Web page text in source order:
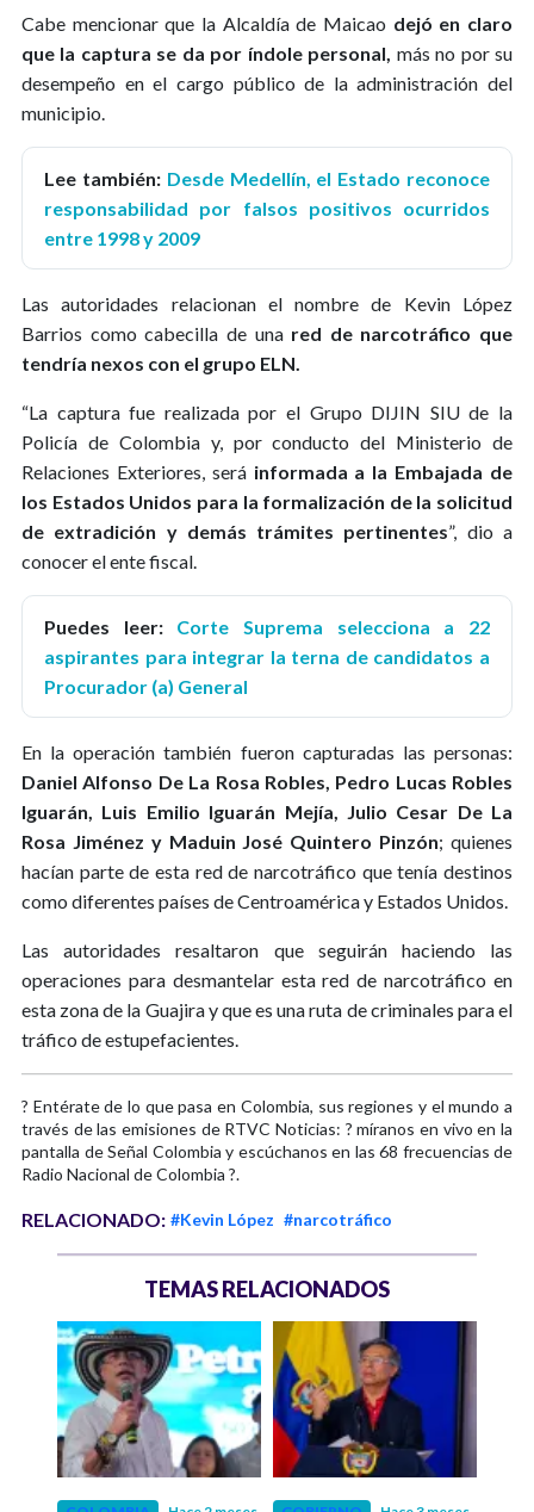
Cabe mencionar que la Alcaldía de Maicao dejó en claro
que la captura se da por índole personal, más no por su
desempeño en el cargo público de la administración del
municipio.
Lee también: Desde Medellín, el Estado reconoce
responsabilidad por falsos positivos ocurridos
entre 1998 y 2009
Las autoridades relacionan el nombre de Kevin López
Barrios como cabecilla de una red de narcotráfico que
tendría nexos con el grupo ELN.
“La captura fue realizada por el Grupo DIJIN SIU de la
Policía de Colombia y, por conducto del Ministerio de
Relaciones Exteriores, será informada a la Embajada de
los Estados Unidos para la formalización de la solicitud
de extradición y demás trámites pertinentes”, dio a
conocer el ente fiscal.
Puedes leer: Corte Suprema selecciona a 22
aspirantes para integrar la terna de candidatos a
Procurador (a) General
En la operación también fueron capturadas las personas:
Daniel Alfonso De La Rosa Robles, Pedro Lucas Robles
Iguarán, Luis Emilio Iguarán Mejía, Julio Cesar De La
Rosa Jiménez y Maduin José Quintero Pinzón; quienes
hacían parte de esta red de narcotráfico que tenía destinos
como diferentes países de Centroamérica y Estados Unidos.
Las autoridades resaltaron que seguirán haciendo las
operaciones para desmantelar esta red de narcotráfico en
esta zona de la Guajira y que es una ruta de criminales para el
tráfico de estupefacientes.
? Entérate de lo que pasa en Colombia, sus regiones y el mundo a
través de las emisiones de RTVC Noticias: ? míranos en vivo en la
pantalla de Señal Colombia y escúchanos en las 68 frecuencias de
Radio Nacional de Colombia ?.
RELACIONADO: #Kevin López #narcotráfico
TEMAS RELACIONADOS